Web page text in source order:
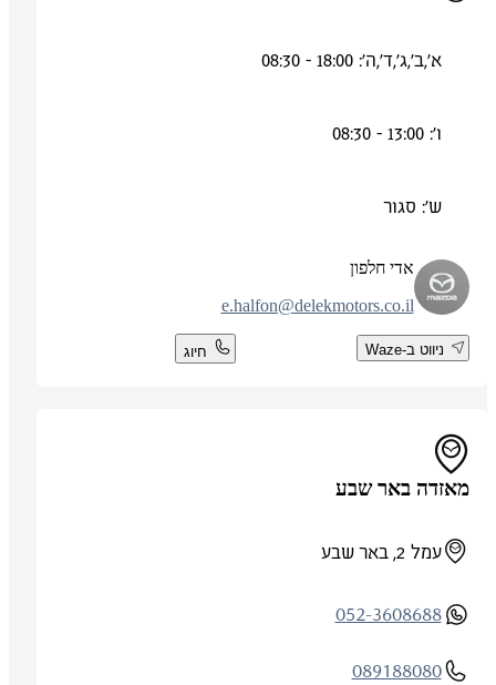
א',ב',ג',ד',ה': 18:00 - 08:30
ש': סגור
אדי חלפון
e.halfon@delekmotors.co.il
ניווט ב-Waze חיוג
מאזדה באר שבע
עמל 2, באר שבע
052-3608688
089188080